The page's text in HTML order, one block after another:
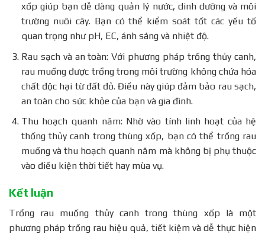
xốp giúp bạn dễ dàng quản lý nước, dinh dưỡng và môi
trường nuôi cây. Bạn có thể kiểm soát tốt các yếu tố
quan trọng như pH, EC, ánh sáng và nhiệt độ.
Rau sạch và an toàn: Với phương pháp trồng thủy canh,
rau muống được trồng trong môi trường không chứa hóa
chất độc hại từ đất đỏ. Điều này giúp đảm bảo rau sạch,
an toàn cho sức khỏe của bạn và gia đình.
Thu hoạch quanh năm: Nhờ vào tính linh hoạt của hệ
thống thủy canh trong thùng xốp, bạn có thể trồng rau
muống và thu hoạch quanh năm mà không bị phụ thuộc
vào điều kiện thời tiết hay mùa vụ.
Kết luận
Trồng rau muống thủy canh trong thùng xốp là một
phương pháp trồng rau hiệu quả, tiết kiệm và dễ thực hiện